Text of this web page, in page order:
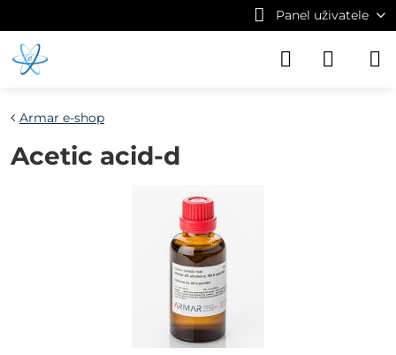
Panel uživatele
Armar e-shop
Acetic acid-d